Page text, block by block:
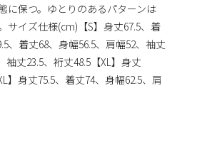
に保つ。ゆとりのあるパターンは
サイズ仕様(cm)【S】身丈67.5、着
、着丈68、身幅56.5、肩幅52、袖丈
袖丈23.5、裄丈48.5【XL】身丈
】身丈75.5、着丈74、身幅62.5、肩